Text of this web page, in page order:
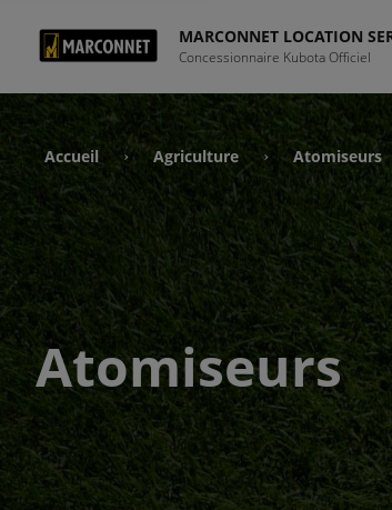
MARCONNET LOCATION
Concessionnaire Kubota Officiel
Accueil › Agriculture › Atomiseurs
Atomiseurs